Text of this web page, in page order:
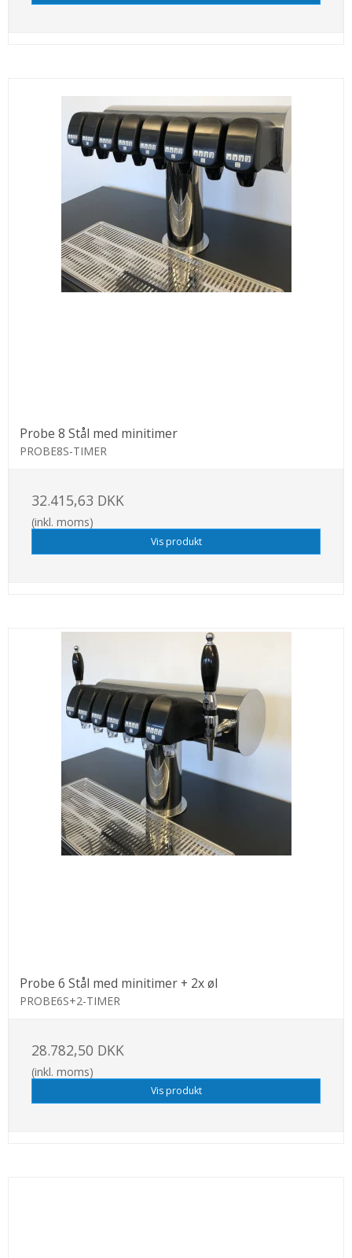
Probe 8 Stål med minitimer
PROBE8S-TIMER
32.415,63 DKK
(inkl. moms)
Vis produkt
Probe 6 Stål med minitimer + 2x øl
PROBE6S+2-TIMER
28.782,50 DKK
(inkl. moms)
Vis produkt